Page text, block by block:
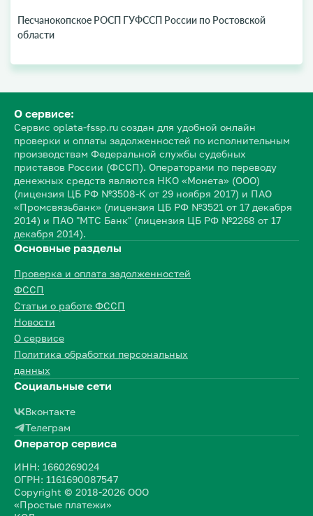
Песчанокопское РОСП ГУФССП России по Ростовской
области
О сервисе:
Сервис oplata-fssp.ru создан для удобной онлайн
проверки и оплаты задолженностей по исполнительным
производствам Федеральной службы судебных
приставов России (ФССП). Операторами по переводу
денежных средств являются НКО «Монета» (ООО)
(лицензия ЦБ РФ №3508-К от 29 ноября 2017) и ПАО
«Промсвязьбанк» (лицензия ЦБ РФ №3521 от 17 декабря
2014) и ПАО "МТС Банк" (лицензия ЦБ РФ №2268 от 17
декабря 2014).
Основные разделы
Проверка и оплата задолженностей
ФССП
Статьи о работе ФССП
Новости
О сервисе
Политика обработки персональных
данных
Социальные сети
Вконтакте
Телеграм
Оператор сервиса
ИНН: 1660269024
ОГРН: 1161690087547
Copyright © 2018-2026 ООО
«Простые платежи»